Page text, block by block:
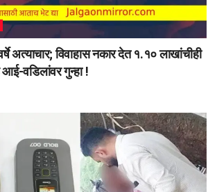
अत्याचार; विवाहास नकार देत १.१० लाखांचीही
वडिलांवर गुन्हा !